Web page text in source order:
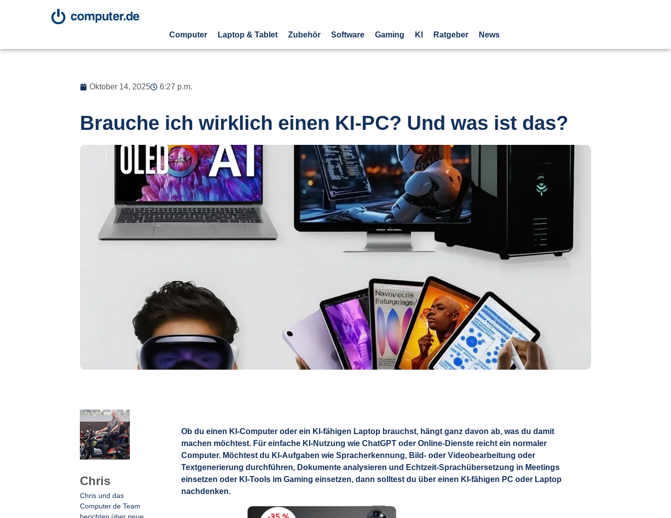
Computer Laptop & Tablet Zubehör Software Gaming KI Ratgeber News
Oktober 14, 2025 6:27 p.m.
Brauche ich wirklich einen KI-PC? Und was ist das?
Chris
Chris und das
Computer.de Team
Ob du einen KI-Computer oder ein KI-fähigen Laptop brauchst, hängt ganz davon ab, was du damit
machen möchtest. Für einfache KI-Nutzung wie ChatGPT oder Online-Dienste reicht ein normaler
Computer. Möchtest du KI-Aufgaben wie Spracherkennung, Bild- oder Videobearbeitung oder
Textgenerierung durchführen, Dokumente analysieren und Echtzeit-Sprachübersetzung in Meetings
einsetzen oder KI-Tools im Gaming einsetzen, dann solltest du über einen KI-fähigen PC oder Laptop
nachdenken.